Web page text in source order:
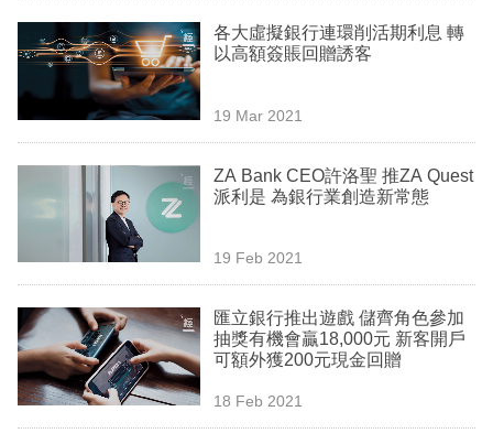
各大虛擬銀行連環削活期利息 轉
以高額簽賬回贈誘客
19 Mar 2021
ZA Bank CEO許洛聖 推ZA Quest
派利是 為銀行業創造新常態
19 Feb 2021
匯立銀行推出遊戲 儲齊角色參加
抽獎有機會贏18,000元 新客開戶
可額外獲200元現金回贈
18 Feb 2021